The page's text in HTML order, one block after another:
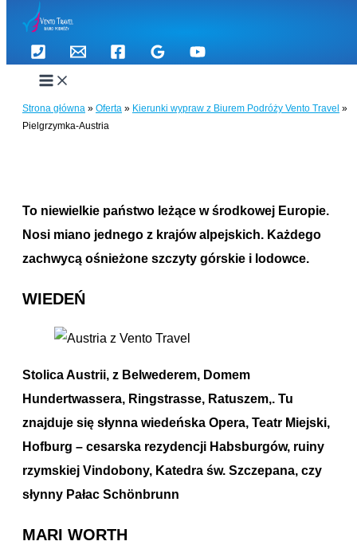
Przejdź
treści
Strona główna » Oferta » Kierunki wypraw z Biurem Podróży Vento Travel »
Pielgrzymka-Austria
Pielgrzymka-Austria
AUSTRIA
To niewielkie państwo leżące w środkowej Europie.
Nosi miano jednego z krajów alpejskich. Każdego
zachwycą ośnieżone szczyty górskie i lodowce.
WIEDEŃ
Stolica Austrii, z Belwederem, Domem
Hundertwassera, Ringstrasse, Ratuszem,. Tu
znajduje się słynna wiedeńska Opera, Teatr Miejski,
Hofburg – cesarska rezydencji Habsburgów, ruiny
rzymskiej Vindobony, Katedra św. Szczepana, czy
słynny Pałac Schönbrunn
MARI WORTH